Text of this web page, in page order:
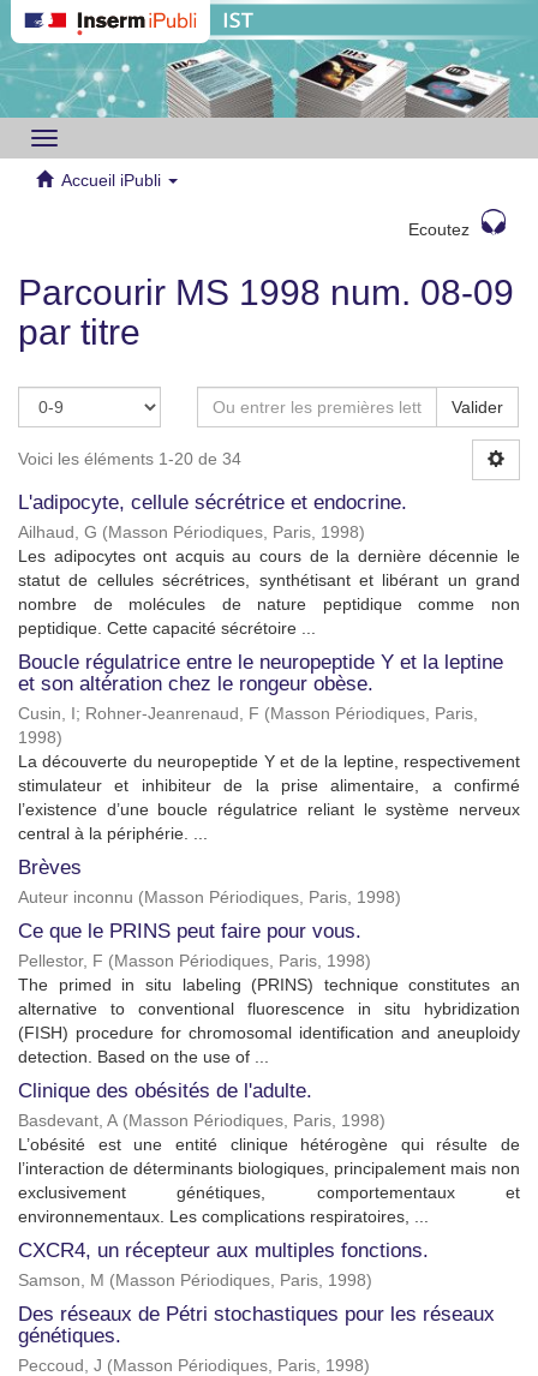
Toggle
navigation
Accueil iPubli
Ecoutez
Parcourir MS 1998 num. 08-09
par titre
Valider
Voici les éléments 1-20 de 34
L'adipocyte, cellule sécrétrice et endocrine.
Ailhaud, G (Masson Périodiques, Paris, 1998)
Les adipocytes ont acquis au cours de la dernière décennie le
statut de cellules sécrétrices, synthétisant et libérant un grand
nombre de molécules de nature peptidique comme non
peptidique. Cette capacité sécrétoire ...
Boucle régulatrice entre le neuropeptide Y et la leptine
et son altération chez le rongeur obèse.
Cusin, I ; Rohner-Jeanrenaud, F (Masson Périodiques, Paris,
1998)
La découverte du neuropeptide Y et de la leptine, respectivement
stimulateur et inhibiteur de la prise alimentaire, a confirmé
l’existence d’une boucle régulatrice reliant le système nerveux
central à la périphérie. ...
Brèves
Auteur inconnu (Masson Périodiques, Paris, 1998)
Ce que le PRINS peut faire pour vous.
Pellestor, F (Masson Périodiques, Paris, 1998)
The primed in situ labeling (PRINS) technique constitutes an
alternative to conventional fluorescence in situ hybridization
(FISH) procedure for chromosomal identification and aneuploidy
detection. Based on the use of ...
Clinique des obésités de l'adulte.
Basdevant, A (Masson Périodiques, Paris, 1998)
L’obésité est une entité clinique hétérogène qui résulte de
l’interaction de déterminants biologiques, principalement mais non
exclusivement génétiques, comportementaux et
environnementaux. Les complications respiratoires, ...
CXCR4, un récepteur aux multiples fonctions.
Samson, M (Masson Périodiques, Paris, 1998)
Des réseaux de Pétri stochastiques pour les réseaux
génétiques.
Peccoud, J (Masson Périodiques, Paris, 1998)